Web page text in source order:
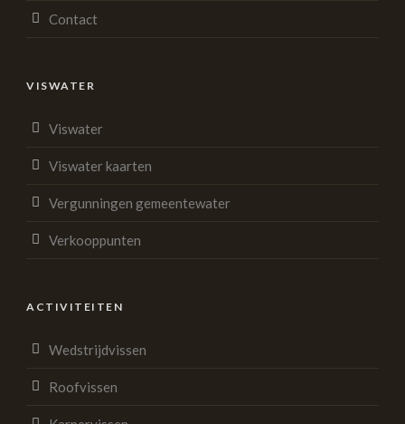
Contact
VISWATER
Viswater
Viswater kaarten
Vergunningen gemeentewater
Verkooppunten
ACTIVITEITEN
Wedstrijdvissen
Roofvissen